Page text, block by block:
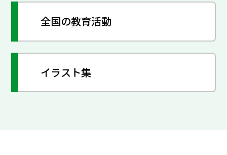
全国の教育活動
イラスト集